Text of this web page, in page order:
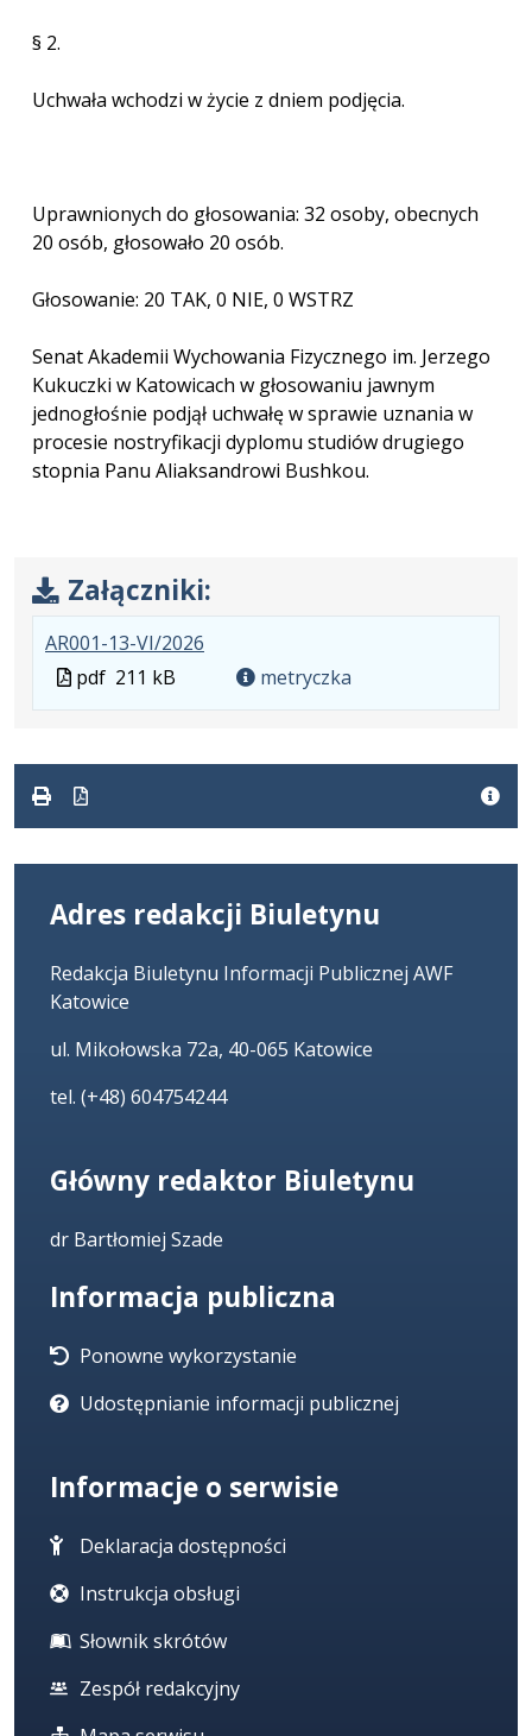
§ 2.
Uchwała wchodzi w życie z dniem podjęcia.
Uprawnionych do głosowania: 32 osoby, obecnych
20 osób, głosowało 20 osób.
Głosowanie: 20 TAK, 0 NIE, 0 WSTRZ
Senat Akademii Wychowania Fizycznego im. Jerzego
Kukuczki w Katowicach w głosowaniu jawnym
jednogłośnie podjął uchwałę w sprawie uznania w
procesie nostryfikacji dyplomu studiów drugiego
stopnia Panu Aliaksandrowi Bushkou.
Załączniki:
AR001-13-VI/2026
Rozmiar
Otwiera
Plik
pdf 211 kB metryczka
Adres redakcji Biuletynu
Redakcja Biuletynu Informacji Publicznej AWF
Katowice
ul. Mikołowska 72a, 40-065 Katowice
tel. (+48) 604754244
Główny redaktor Biuletynu
dr Bartłomiej Szade
Informacja publiczna
Ponowne wykorzystanie
Udostępnianie informacji publicznej
Informacje o serwisie
Deklaracja dostępności
Instrukcja obsługi
Słownik skrótów
Zespół redakcyjny